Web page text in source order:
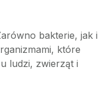
bakterie, jak i
które
ludzi, zwierząt i